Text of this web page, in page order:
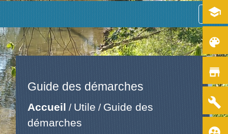
menu
Guide des démarches
Accueil / Utile / Guide des
démarches
school
color_lens
store
build